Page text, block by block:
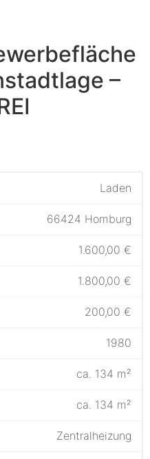
Firmenlogo
–
Laden
66424 Homburg
1.600,00 €
1.800,00 €
200,00 €
1980
ca. 134 m²
ca. 134 m²
Zentralheizung